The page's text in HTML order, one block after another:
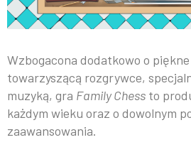
Wzbogacona dodatkowo o
towarzyszącą rozgrywce,
muzyką, gra Family Chess to
każdym wieku oraz o dowolnym
zaawansowania.